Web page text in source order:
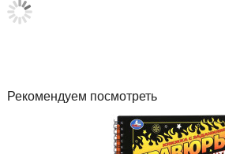
Рекомендуем посмотреть